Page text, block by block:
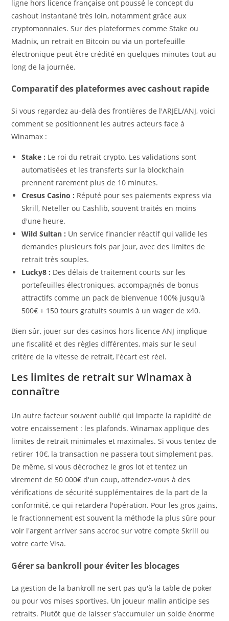
ligne hors licence française ont poussé le concept du
cashout instantané très loin, notamment grâce aux
cryptomonnaies. Sur des plateformes comme Stake ou
Madnix, un retrait en Bitcoin ou via un portefeuille
électronique peut être crédité en quelques minutes tout au
long de la journée.
Comparatif des plateformes avec cashout rapide
Si vous regardez au-delà des frontières de l'ARJEL/ANJ, voici
comment se positionnent les autres acteurs face à
Winamax :
Stake : Le roi du retrait crypto. Les validations sont
automatisées et les transferts sur la blockchain
prennent rarement plus de 10 minutes.
Cresus Casino : Réputé pour ses paiements express via
Skrill, Neteller ou Cashlib, souvent traités en moins
d'une heure.
Wild Sultan : Un service financier réactif qui valide les
demandes plusieurs fois par jour, avec des limites de
retrait très souples.
Lucky8 : Des délais de traitement courts sur les
portefeuilles électroniques, accompagnés de bonus
attractifs comme un pack de bienvenue 100% jusqu'à
500€ + 150 tours gratuits soumis à un wager de x40.
Bien sûr, jouer sur des casinos hors licence ANJ implique
une fiscalité et des règles différentes, mais sur le seul
critère de la vitesse de retrait, l'écart est réel.
Les limites de retrait sur Winamax à
connaître
Un autre facteur souvent oublié qui impacte la rapidité de
votre encaissement : les plafonds. Winamax applique des
limites de retrait minimales et maximales. Si vous tentez de
retirer 10€, la transaction ne passera tout simplement pas.
De même, si vous décrochez le gros lot et tentez un
virement de 50 000€ d'un coup, attendez-vous à des
vérifications de sécurité supplémentaires de la part de la
conformité, ce qui retardera l'opération. Pour les gros gains,
le fractionnement est souvent la méthode la plus sûre pour
voir l'argent arriver sans accroc sur votre compte Skrill ou
votre carte Visa.
Gérer sa bankroll pour éviter les blocages
La gestion de la bankroll ne sert pas qu'à la table de poker
ou pour vos mises sportives. Un joueur malin anticipe ses
retraits. Plutôt que de laisser s'accumuler un solde énorme